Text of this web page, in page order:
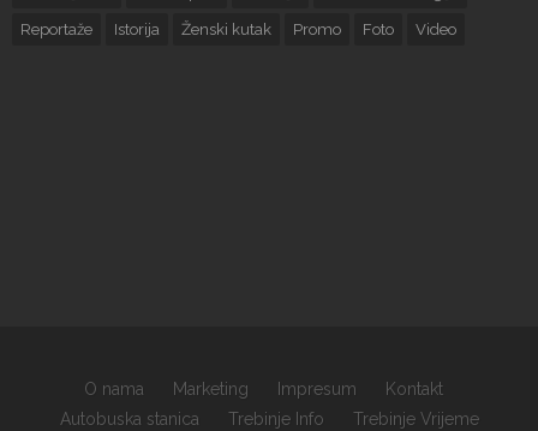
Reportaže Istorija Ženski kutak Promo Foto Video
O nama Marketing Impresum
Kontakt
Autobuska stanica
Trebinje Info Trebinje Vrijeme